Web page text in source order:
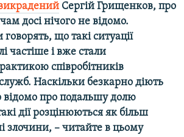
Сергій Грищенков, про
досі нічого не відомо.
що такі ситуації
частіше і вже стали
співробітників
Наскільки безкарно діють
про подальшу долю
дії розцінюються як більш
злочини, – читайте в цьому